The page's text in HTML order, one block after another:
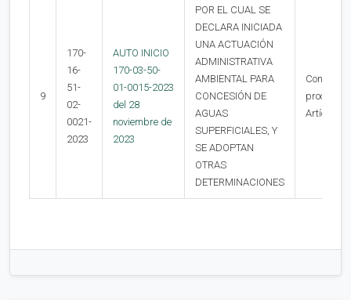
9
170-
16-
51-
02-
0021-
2023
AUTO INICIO
170-03-50-
01-0015-2023
del 28
noviembre de
2023
POR EL CUAL SE
DECLARA INICIADA
UNA ACTUACIÓN
ADMINISTRATIVA
AMBIENTAL PARA
CONCESIÓN DE
AGUAS
SUPERFICIALES, Y
SE ADOPTAN
OTRAS
DETERMINACIONES
Contra la
procede
Artículo